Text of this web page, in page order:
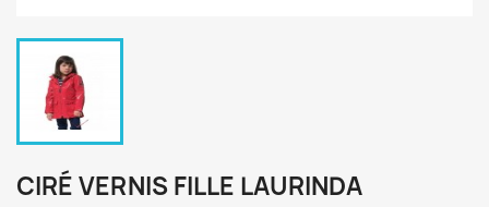
CIRÉ VERNIS FILLE LAURINDA